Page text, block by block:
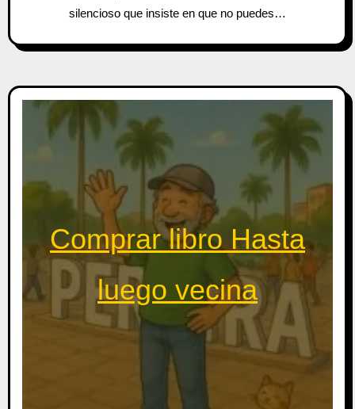
silencioso que insiste en que no puedes…
Comprar libro Hasta
luego vecina